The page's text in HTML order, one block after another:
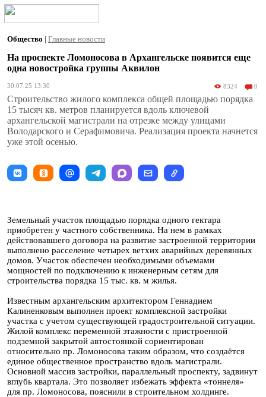
Общество | Главные новости
На проспекте Ломоносова в Архангельске появится еще
одна новостройка группы Аквилон
30.07.25 13:30 8324 0
Строительство жилого комплекса общей площадью порядка
15 тысяч кв. метров планируется вдоль ключевой
архангельской магистрали на отрезке между улицами
Володарского и Серафимовича. Реализация проекта начнется
уже этой осенью.
Земельный участок площадью порядка одного гектара
приобретен у частного собственника. На нем в рамках
действовавшего договора на развитие застроенной территории
выполнено расселение четырех ветхих аварийных деревянных
домов. Участок обеспечен необходимыми объемами
мощностей по подключению к инженерным сетям для
строительства порядка 15 тыс. кв. м жилья.
Известным архангельским архитектором Геннадием
Калиненковым выполнен проект комплексной застройки
участка с учетом существующей градостроительной ситуации.
Жилой комплекс переменной этажности с пристроенной
подземной закрытой автостоянкой сориентирован
относительно пр. Ломоносова таким образом, что создаётся
единое общественное пространство вдоль магистрали.
Основной массив застройки, параллельный проспекту, задвинут
вглубь квартала. Это позволяет избежать эффекта «тоннеля»
для пр. Ломоносова, пояснили в строительном холдинге.